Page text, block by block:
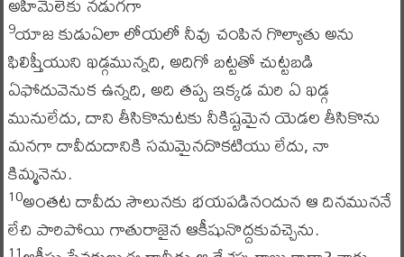
9యాజ కుడుఏలా లోయలో నీవు చంపిన గొల్యాతు అను
ఫిలిష్తీయుని ఖడ్గమున్నది, అదిగో బట్టతో చుట్టబడి
ఏఫోదువెనుక ఉన్నది, అది తప్ప ఇక్కడ మరి ఏ ఖడ్గ
మునులేదు, దాని తీసికొనుటకు నీకిష్టమైన యెడల తీసికొను
మనగా దావీదుదానికి సమమైనదొకటియు లేదు, నా
కిమ్మనెను.
10అంతట దావీదు సౌలునకు భయపడినందున ఆ దినముననే
లేచి పారిపోయి గాతురాజైన ఆకీషునొద్దకువచ్చెను.